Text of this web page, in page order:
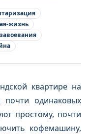
жизнь
квартире на
одинаковых
простому, почти
кофемашину,